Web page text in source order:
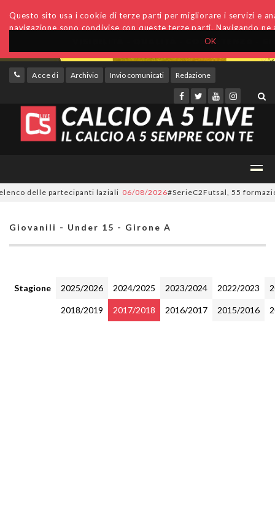
OK
Questo sito usa i cookie di terze parti per migliorare i servizi e
navigazione sono condivise con queste terze parti. Navigando
Accedi Archivio Invio comunicati Redazione
delle partecipanti laziali 06/08/2026#SerieC2Futsal, 55 formazioni
Giovanili - Under 15 - Girone A
Stagione 2025/2026 2024/2025 2023/2024 2022/2023
2018/2019 2017/2018 2016/2017 2015/2016